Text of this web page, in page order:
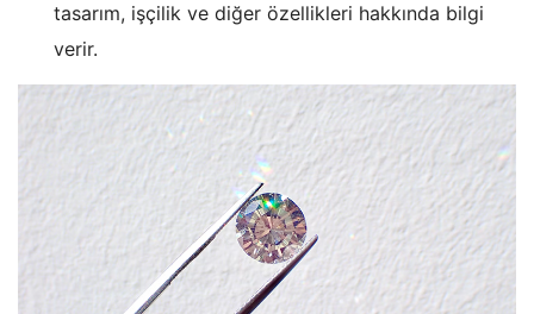
tasarım, işçilik ve diğer özellikleri hakkında bilgi
verir.